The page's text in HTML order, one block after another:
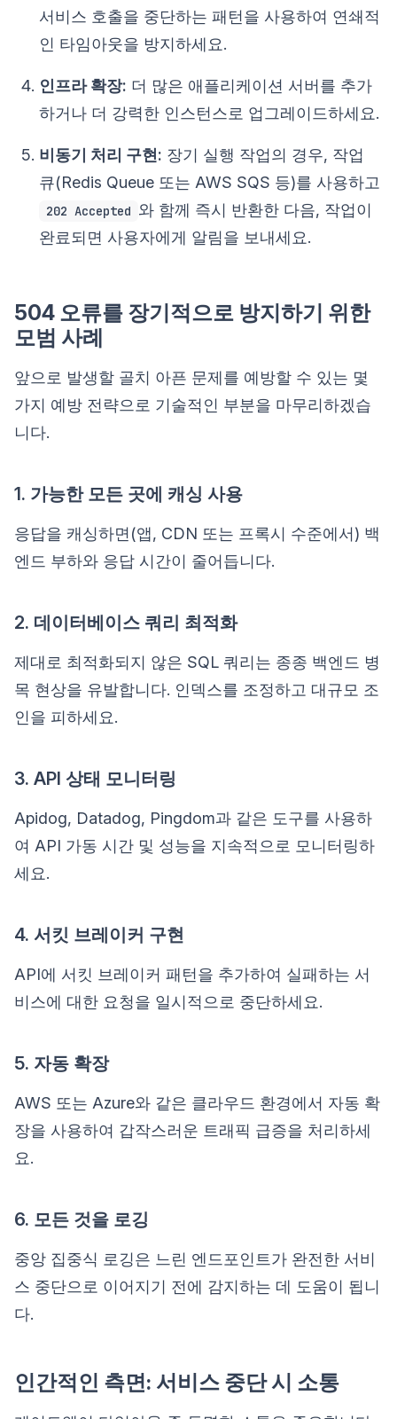
서비스 호출을 중단하는 패턴을 사용하여 연쇄적
인 타임아웃을 방지하세요.
인프라 확장: 더 많은 애플리케이션 서버를 추가
하거나 더 강력한 인스턴스로 업그레이드하세요.
비동기 처리 구현: 장기 실행 작업의 경우, 작업
큐(Redis Queue 또는 AWS SQS 등)를 사용하고
202 Accepted 와 함께 즉시 반환한 다음, 작업이
완료되면 사용자에게 알림을 보내세요.
504 오류를 장기적으로 방지하기 위한
모범 사례
앞으로 발생할 골치 아픈 문제를 예방할 수 있는 몇
가지 예방 전략으로 기술적인 부분을 마무리하겠습
니다.
1. 가능한 모든 곳에 캐싱 사용
응답을 캐싱하면(앱, CDN 또는 프록시 수준에서) 백
엔드 부하와 응답 시간이 줄어듭니다.
2. 데이터베이스 쿼리 최적화
제대로 최적화되지 않은 SQL 쿼리는 종종 백엔드 병
목 현상을 유발합니다. 인덱스를 조정하고 대규모 조
인을 피하세요.
3. API 상태 모니터링
Apidog, Datadog, Pingdom과 같은 도구를 사용하
여 API 가동 시간 및 성능을 지속적으로 모니터링하
세요.
4. 서킷 브레이커 구현
API에 서킷 브레이커 패턴을 추가하여 실패하는 서
비스에 대한 요청을 일시적으로 중단하세요.
5. 자동 확장
AWS 또는 Azure와 같은 클라우드 환경에서 자동 확
장을 사용하여 갑작스러운 트래픽 급증을 처리하세
요.
6. 모든 것을 로깅
중앙 집중식 로깅은 느린 엔드포인트가 완전한 서비
스 중단으로 이어지기 전에 감지하는 데 도움이 됩니
다.
인간적인 측면: 서비스 중단 시 소통